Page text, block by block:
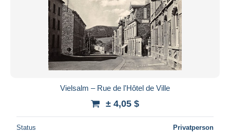
Übernehmen
Vielsalm – Rue de l'Hôtel de Ville
± 4,05 $
Status Privatperson